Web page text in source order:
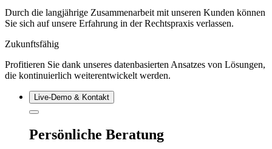
Durch die langjährige Zusammenarbeit mit unseren Kunden können
Sie sich auf unsere Erfahrung in der Rechtspraxis verlassen.
Zukunftsfähig
Profitieren Sie dank unseres datenbasierten Ansatzes von Lösungen,
die kontinuierlich weiterentwickelt werden.
Live‑Demo & Kontakt
Persönliche Beratung